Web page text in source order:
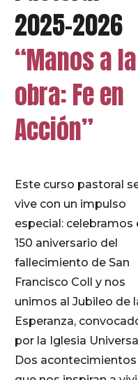
2025-2026
“Manos a la
obra: Fe en
Acción”
Este curso pastoral
vive con un impulso
especial: celebramos
150 aniversario del
fallecimiento de San
Francisco Coll y nos
unimos al Jubileo de
Esperanza,
por la Iglesia
Dos acontecimientos